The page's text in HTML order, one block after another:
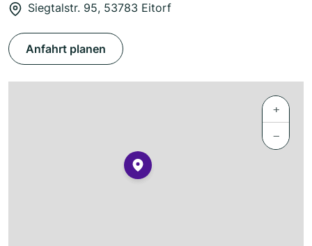
Siegtalstr. 95, 53783 Eitorf
Anfahrt planen
+
−